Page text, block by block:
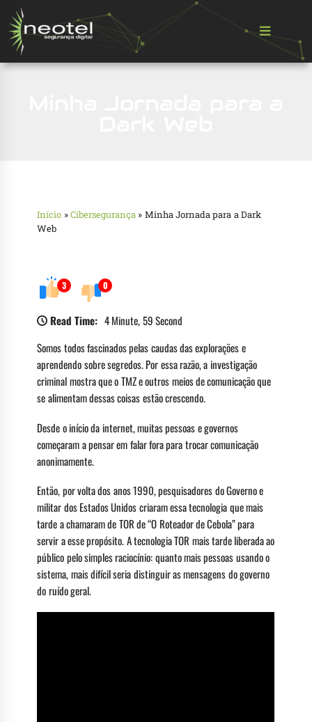
Início »Cibersegurança » Minha Jornada para a Dark
Web
3 0
Read Time: 4 Minute, 59 Second
Somos todos fascinados pelas caudas das explorações e
aprendendo sobre segredos. Por essa razão, a investigação
criminal mostra que o TMZ e outros meios de comunicação que
se alimentam dessas coisas estão crescendo.
Desde o início da internet, muitas pessoas e governos
começaram a pensar em falar fora para trocar comunicação
anonimamente.
Então, por volta dos anos 1990, pesquisadores do Governo e
militar dos Estados Unidos criaram essa tecnologia que mais
tarde a chamaram de TOR de “O Roteador de Cebola” para
servir a esse propósito. A tecnologia TOR mais tarde liberada ao
público pelo simples raciocínio: quanto mais pessoas usando o
sistema, mais difícil seria distinguir as mensagens do governo
do ruído geral.